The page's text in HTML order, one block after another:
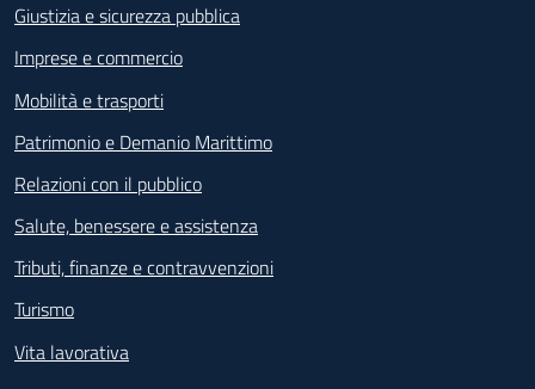
Giustizia e sicurezza pubblica
Imprese e commercio
Mobilità e trasporti
Patrimonio e Demanio Marittimo
Relazioni con il pubblico
Salute, benessere e assistenza
Tributi, finanze e contravvenzioni
Turismo
Vita lavorativa